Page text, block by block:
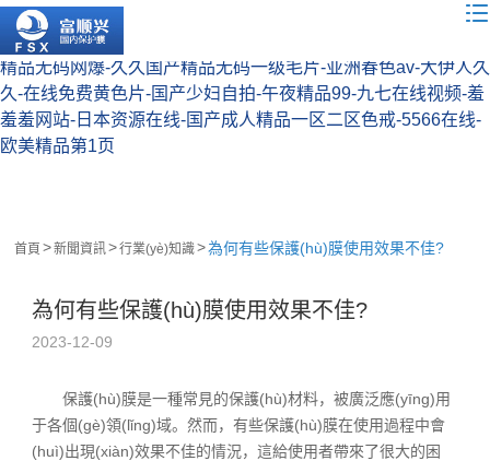
日韩小视频-五月婷婷视频-婷色-色偷偷噜噜噜亚洲男人-亚洲免
费小视频-中日韩男男gay无套-奇米影视四色777-99久久久国产
精品无码网爆-久久国产精品无码一级毛片-亚洲春色av-大伊人久
久-在线免费黄色片-国产少妇自拍-午夜精品99-九七在线视频-羞
羞羞网站-日本资源在线-国产成人精品一区二区色戒-5566在线-
欧美精品第1页
首頁 新聞資訊 行業(yè)知識 為何有些保護(hù)膜使用效果不佳?
為何有些保護(hù)膜使用效果不佳?
2023-12-09
保護(hù)膜是一種常見的保護(hù)材料，被廣泛應(yīng)用
于各個(gè)領(lǐng)域。然而，有些保護(hù)膜在使用過程中會
(huì)出現(xiàn)效果不佳的情況，這給使用者帶來了很大的困